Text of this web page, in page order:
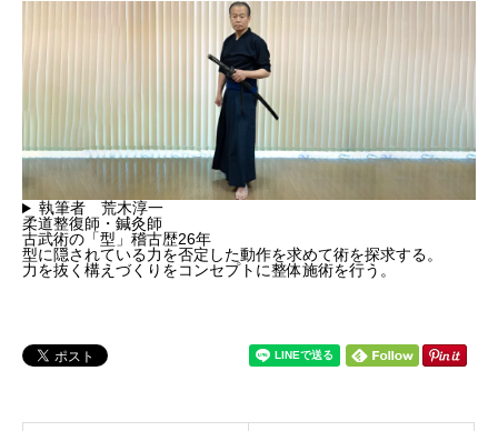
執筆者 荒木淳一
柔道整復師・鍼灸師
古武術の「型」稽古歴26年
型に隠されている力を否定した動作を求めて術を探求する。
力を抜く構えづくりをコンセプトに整体施術を行う。